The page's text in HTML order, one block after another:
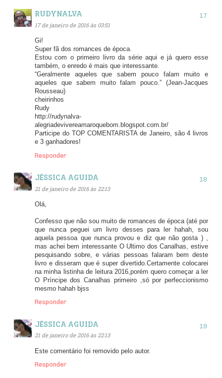
RUDYNALVA
17 de janeiro de 2016 às 03:51
Gi!
Super fã dos romances de época.
Estou com o primeiro livro da série aqui e já quero esse
também, o enredo é mais que interessante.
“Geralmente aqueles que sabem pouco falam muito e
aqueles que sabem muito falam pouco.” (Jean-Jacques
Rousseau)
cheirinhos
Rudy
http://rudynalva-
alegriadevivereamaroquebom.blogspot.com.br/
Participe do TOP COMENTARISTA de Janeiro, são 4 livros
e 3 ganhadores!
Responder
JÉSSICA AGUIDA
21 de janeiro de 2016 às 22:13
Olá,
Confesso que não sou muito de romances de época (até por
que nunca peguei um livro desses para ler hahah, sou
aquela pessoa que nunca provou e diz que não gosta ) ,
mas achei bem interessante O Ultimo dos Canalhas, estive
pesquisando sobre, e várias pessoas falaram bem deste
livro e disseram que é super divertido.Certamente colocarei
na minha listinha de leitura 2016,porém quero começar a ler
O Príncipe dos Canalhas primeiro ,só por perfeccionismo
mesmo hahah bjss
Responder
JÉSSICA AGUIDA
21 de janeiro de 2016 às 22:13
Este comentário foi removido pelo autor.
Responder